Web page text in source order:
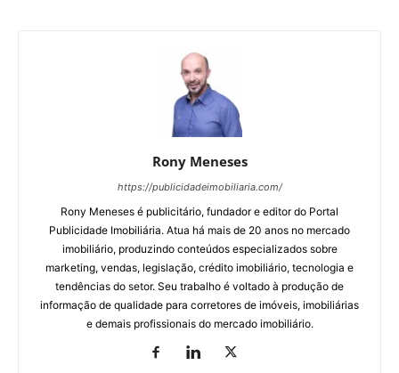
Rony Meneses
https://publicidadeimobiliaria.com/
Rony Meneses é publicitário, fundador e editor do Portal
Publicidade Imobiliária. Atua há mais de 20 anos no mercado
imobiliário, produzindo conteúdos especializados sobre
marketing, vendas, legislação, crédito imobiliário, tecnologia e
tendências do setor. Seu trabalho é voltado à produção de
informação de qualidade para corretores de imóveis, imobiliárias
e demais profissionais do mercado imobiliário.